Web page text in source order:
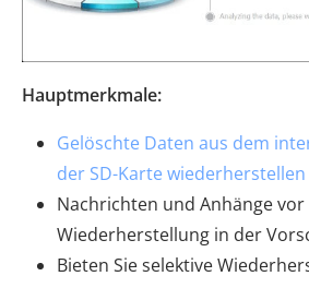
Hauptmerkmale:
Gelöschte Daten aus dem
der SD-Karte wiederherstellen
Nachrichten und Anhänge
Wiederherstellung in der
Bieten Sie selektive